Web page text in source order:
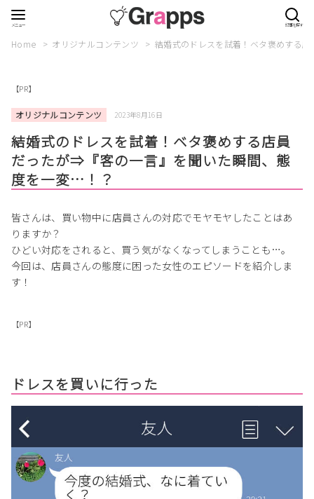
Home オリジナルコンテンツ 結婚式のドレスを試着！ベタ褒めする
【PR】
オリジナルコンテンツ 2023年8月16日
結婚式のドレスを試着！ベタ褒めする店員
だったが⇒『客の一言』を聞いた瞬間、態
度を一変…！？
皆さんは、買い物中に店員さんの対応でモヤモヤしたことはあ
りますか？
ひどい対応をされると、買う気がなくなってしまうことも…。
今回は、店員さんの態度に困った女性のエピソードを紹介しま
す！
【PR】
ドレスを買いに行った